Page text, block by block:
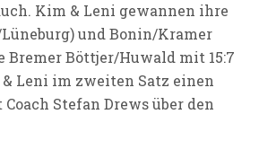
Kim & Leni gewannen ihre
und Bonin/Kramer
Bremer Böttjer/Huwald mit 15:7
Leni im zweiten Satz einen
Stefan Drews über den